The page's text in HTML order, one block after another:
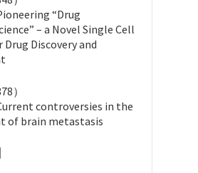
“Drug
– a Novel Single Cell
Discovery and
）
controversies in the
of brain metastasis